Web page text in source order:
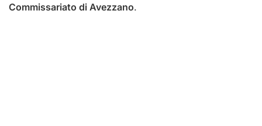
Commissariato di Avezzano.